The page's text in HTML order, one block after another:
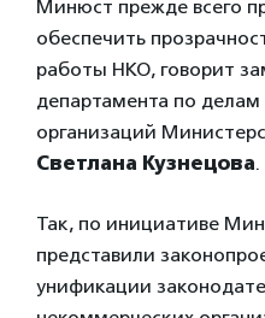
Минюст прежде всего
обеспечить
работы НКО, говорит
департамента по
организаций
Светлана Кузнецова.
Так, по инициативе
представили
унификации